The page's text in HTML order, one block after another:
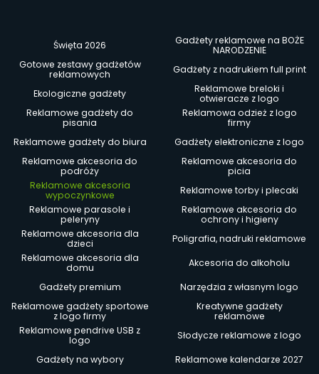
Święta 2026
Gadżety reklamowe na BOŻE
NARODZENIE
Gotowe zestawy gadżetów
reklamowych
Gadżety z nadrukiem full print
Ekologiczne gadżety
Reklamowe breloki i
otwieracze z logo
Reklamowe gadżety do
pisania
Reklamowa odzież z logo
firmy
Reklamowe gadżety do biura
Gadżety elektroniczne z logo
Reklamowe akcesoria do
podróży
Reklamowe akcesoria do
picia
Reklamowe akcesoria
wypoczynkowe
Reklamowe torby i plecaki
Reklamowe parasole i
peleryny
Reklamowe akcesoria do
ochrony i higieny
Reklamowe akcesoria dla
dzieci
Poligrafia, nadruki reklamowe
Reklamowe akcesoria dla
domu
Akcesoria do alkoholu
Gadżety premium
Narzędzia z własnym logo
Reklamowe gadżety sportowe
z logo firmy
Kreatywne gadżety
reklamowe
Reklamowe pendrive USB z
logo
Słodycze reklamowe z logo
Gadżety na wybory
Reklamowe kalendarze 2027